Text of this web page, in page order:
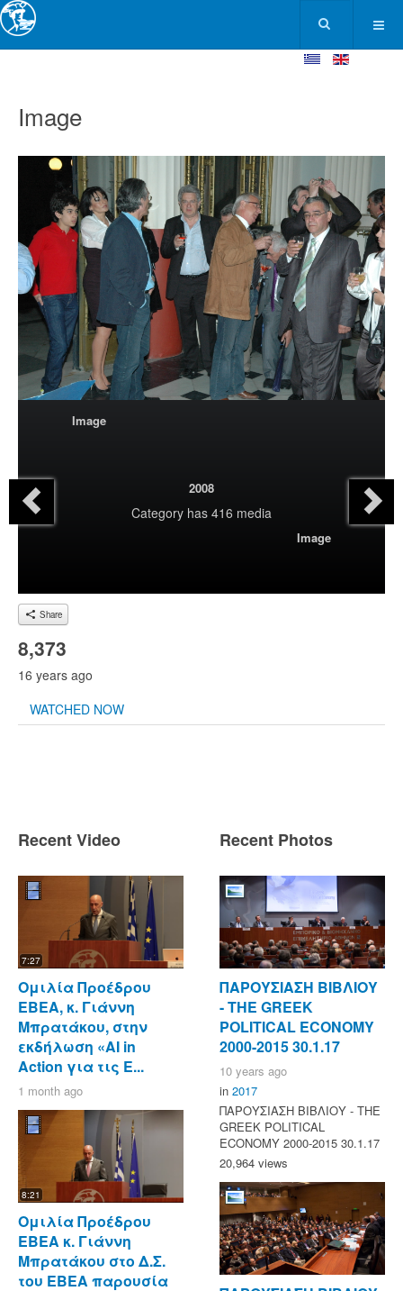
Image
Image
2008
Category has 416 media
Image
Share
8,373
16 years ago
WATCHED NOW
Recent Video
7:27
Ομιλία Προέδρου
ΕΒΕΑ, κ. Γιάννη
Μπρατάκου, στην
εκδήλωση «AI in
Action για τις Ε...
1 month ago
8:21
Ομιλία Προέδρου
ΕΒΕΑ κ. Γιάννη
Μπρατάκου στο Δ.Σ.
του ΕΒΕΑ παρουσία
Recent Photos
ΠΑΡΟΥΣΙΑΣΗ ΒΙΒΛΙΟΥ
- ΤΗΕ GREEK
POLITICAL ECONOMY
2000-2015 30.1.17
10 years ago
in 2017
ΠΑΡΟΥΣΙΑΣΗ ΒΙΒΛΙΟΥ - ΤΗΕ
GREEK POLITICAL
ECONOMY 2000-2015 30.1.17
20,964 views